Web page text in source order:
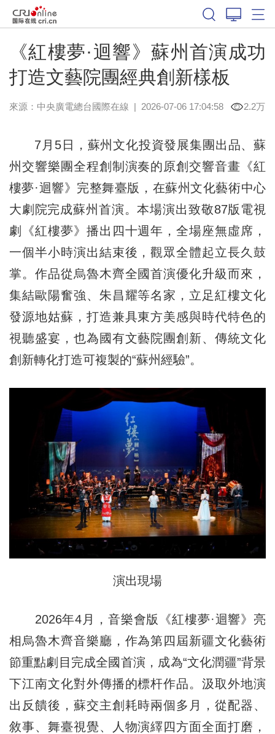
《紅樓夢·迴響》蘇州首演成功
打造文藝院團經典創新樣板
來源：中央廣電總台國際在線 | 2026-07-06 17:04:58 2.2万
7月5日，蘇州文化投資發展集團出品、蘇
州交響樂團全程創制演奏的原創交響音畫《紅
樓夢·迴響》完整舞臺版，在蘇州文化藝術中心
大劇院完成蘇州首演。本場演出致敬87版電視
劇《紅樓夢》播出四十週年，全場座無虛席，
一個半小時演出結束後，觀眾全體起立長久鼓
掌。作品從烏魯木齊全國首演優化升級而來，
集結歐陽奮強、朱昌耀等名家，立足紅樓文化
發源地姑蘇，打造兼具東方美感與時代特色的
視聽盛宴，也為國有文藝院團創新、傳統文化
創新轉化打造可複製的“蘇州經驗”。
演出現場
2026年4月，音樂會版《紅樓夢·迴響》亮
相烏魯木齊音樂廳，作為第四屆新疆文化藝術
節重點劇目完成全國首演，成為“文化潤疆”背景
下江南文化對外傳播的標杆作品。汲取外地演
出反饋後，蘇交主創耗時兩個多月，從配器、
敘事、舞臺視覺、人物演繹四方面全面打磨，